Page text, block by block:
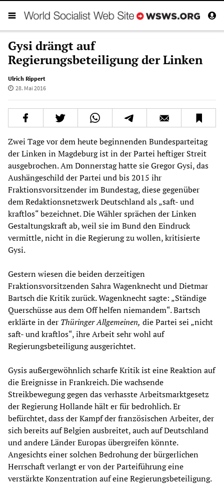
Gysi drängt auf
Regierungsbeteiligung der Linken
Ulrich Rippert
28. Mai 2016
Zwei Tage vor dem heute beginnenden Bundesparteitag
der Linken in Magdeburg ist in der Partei heftiger Streit
ausgebrochen. Am Donnerstag hatte sie Gregor Gysi, das
Aushängeschild der Partei und bis 2015 ihr
Fraktionsvorsitzender im Bundestag, diese gegenüber
dem Redaktionsnetzwerk Deutschland als „saft- und
kraftlos“ bezeichnet. Die Wähler sprächen der Linken
Gestaltungskraft ab, weil sie im Bund den Eindruck
vermittle, nicht in die Regierung zu wollen, kritisierte
Gysi.
Gestern wiesen die beiden derzeitigen
Fraktionsvorsitzenden Sahra Wagenknecht und Dietmar
Bartsch die Kritik zurück. Wagenknecht sagte: „Ständige
Querschüsse aus dem Off helfen niemandem“. Bartsch
erklärte in der Thüringer Allgemeinen, die Partei sei „nicht
saft- und kraftlos“, ihre Arbeit sehr wohl auf
Regierungsbeteiligung ausgerichtet.
Gysis außergewöhnlich scharfe Kritik ist eine Reaktion auf
die Ereignisse in Frankreich. Die wachsende
Streikbewegung gegen das verhasste Arbeitsmarktgesetz
der Regierung Hollande hält er für bedrohlich. Er
befürchtet, dass der Kampf der französischen Arbeiter, der
sich bereits auf Belgien ausbreitet, auch auf Deutschland
und andere Länder Europas übergreifen könnte.
Angesichts einer solchen Bedrohung der bürgerlichen
Herrschaft verlangt er von der Parteiführung eine
verstärkte Konzentration auf eine Regierungsbeteiligung.